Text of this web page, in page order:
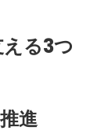
る3つ
進